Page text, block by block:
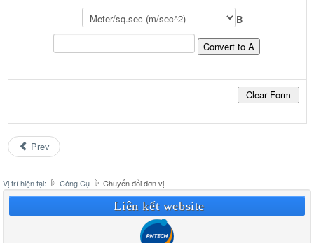
B
Prev
Vị trí hiện tại: Công Cụ Chuyển đổi đơn vị
Liên kết website